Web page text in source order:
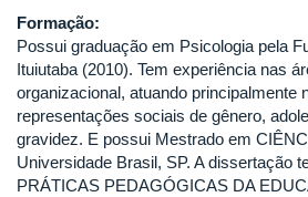
Formação:
Possui graduação em Psicologia pela
Ituiutaba (2010). Tem experiência nas
organizacional, atuando principalmente
representações sociais de gênero,
gravidez. E possui Mestrado em
Universidade Brasil, SP. A dissertação
PRÁTICAS PEDAGÓGICAS DA